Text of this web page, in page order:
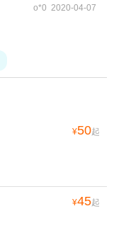
o*0 2020-04-07
¥50起
¥45起